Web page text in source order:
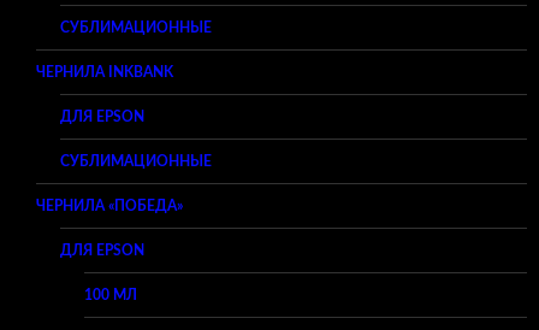
СУБЛИМАЦИОННЫЕ
ЧЕРНИЛА INKBANK
ДЛЯ EPSON
СУБЛИМАЦИОННЫЕ
ЧЕРНИЛА «ПОБЕДА»
ДЛЯ EPSON
100 МЛ